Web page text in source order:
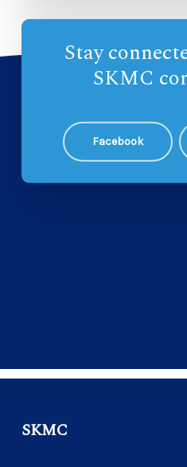
Stay
SKMC
Facebook
SKMC